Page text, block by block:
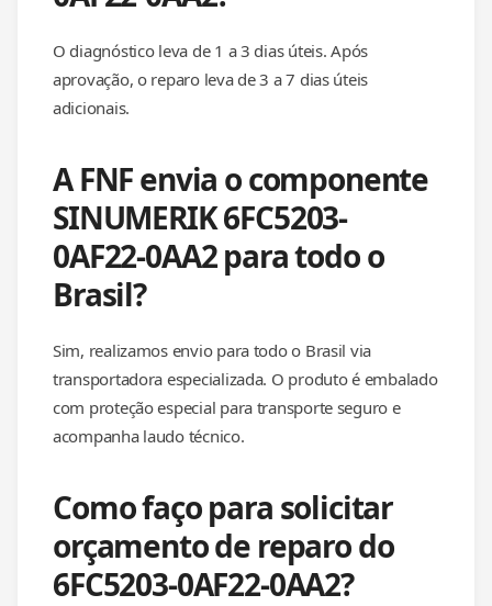
O diagnóstico leva de 1 a 3 dias úteis. Após
aprovação, o reparo leva de 3 a 7 dias úteis
adicionais.
A FNF envia o componente
SINUMERIK 6FC5203-
0AF22-0AA2 para todo o
Brasil?
Sim, realizamos envio para todo o Brasil via
transportadora especializada. O produto é embalado
com proteção especial para transporte seguro e
acompanha laudo técnico.
Como faço para solicitar
orçamento de reparo do
6FC5203-0AF22-0AA2?